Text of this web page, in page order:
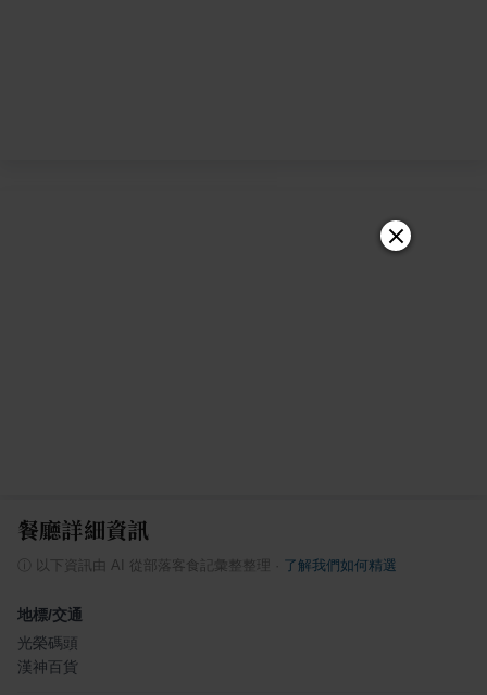
餐廳詳細資訊
以下資訊由 AI 從部落客食記彙整整理 了解我們如何精選
地標/交通
光榮碼頭
漢神百貨